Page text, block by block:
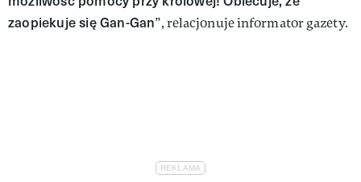
zaopiekuje się Gan-Gan”, relacjonuje informator gazety.